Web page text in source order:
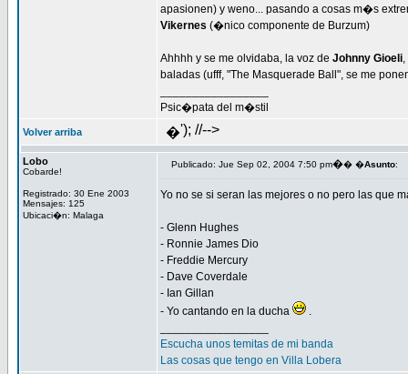
apasionen) y weno... pasando a cosas m�s
Vikernes (�nico componente de Burzum)
Ahhhh y se me olvidaba, la voz de Johnny Gioeli
baladas (ufff, "The Masquerade Ball", se me
Psic�pata del m�stil
Volver arriba �'); //-->
Lobo
Cobarde!
Registrado: 30 Ene 2003
Mensajes: 125
Ubicaci�n: Malaga
Publicado: Jue Sep 02, 2004 7:50 pm�� �Asunto:
Yo no se si seran las mejores o no pero las que
- Glenn Hughes
- Ronnie James Dio
- Freddie Mercury
- Dave Coverdale
- Ian Gillan
- Yo cantando en la ducha
.
Escucha unos temitas de mi banda
Las cosas que tengo en Villa Lobera